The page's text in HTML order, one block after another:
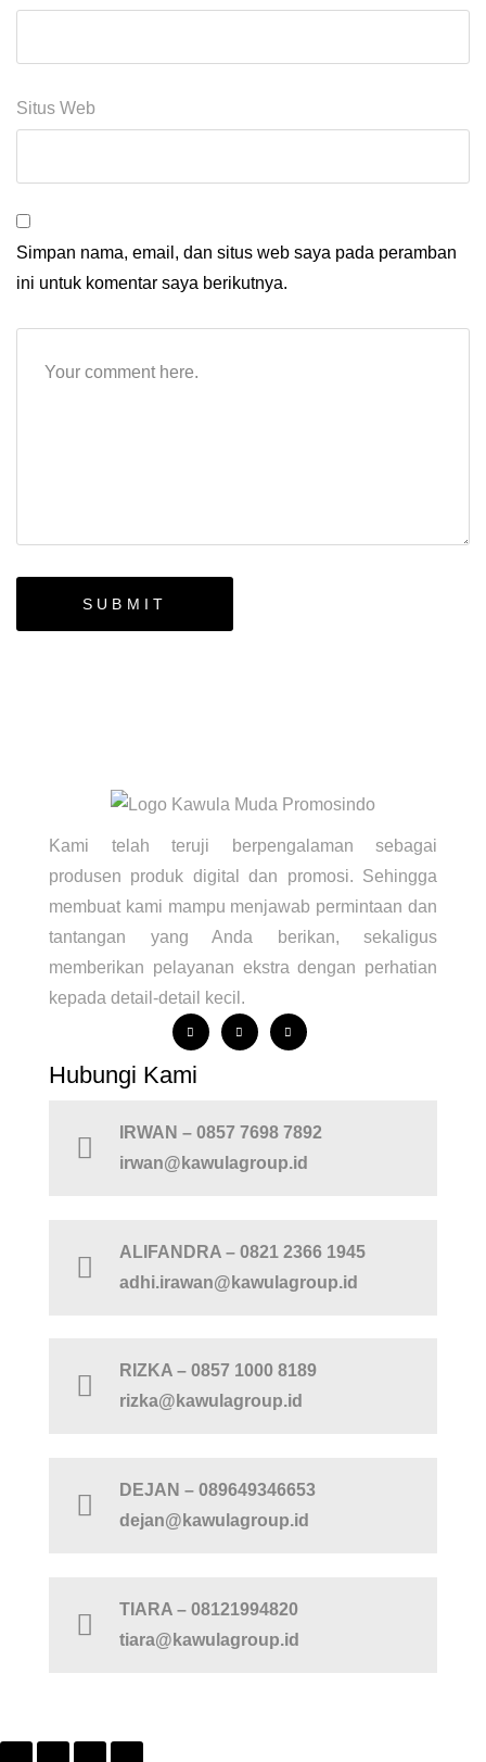
Situs Web
Simpan nama, email, dan situs web saya pada peramban
ini untuk komentar saya berikutnya.
Kami telah teruji berpengalaman sebagai
produsen produk digital dan promosi. Sehingga
membuat kami mampu menjawab permintaan dan
tantangan yang Anda berikan, sekaligus
memberikan pelayanan ekstra dengan perhatian
kepada detail-detail kecil.
Hubungi Kami
IRWAN – 0857 7698 7892
irwan@kawulagroup.id
ALIFANDRA – 0821 2366 1945
adhi.irawan@kawulagroup.id
RIZKA – 0857 1000 8189
rizka@kawulagroup.id
DEJAN – 089649346653
dejan@kawulagroup.id
TIARA – 08121994820
tiara@kawulagroup.id